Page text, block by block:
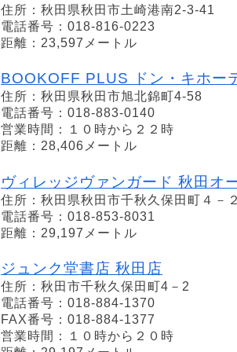
住所：秋田県秋田市土崎港南2-3-41
電話番号：018-816-0223
距離：23,597メートル
BOOKOFF PLUS ドン・キホー
住所：秋田県秋田市旭北錦町4-58
電話番号：018-883-0140
営業時間：１０時から２２時
距離：28,406メートル
ヴィレッジヴァンガード 秋田オ
住所：秋田県秋田市千秋久保田町４－
電話番号：018-853-8031
距離：29,197メートル
ジュンク堂書店 秋田店
住所：秋田市千秋久保田町4－2
電話番号：018-884-1370
FAX番号：018-884-1377
営業時間：１０時から２０時